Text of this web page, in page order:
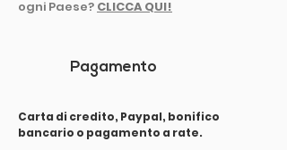
ogni Paese? CLICCA QUI!
Pagamento
Carta di credito, Paypal, bonifico
bancario o pagamento a rate.